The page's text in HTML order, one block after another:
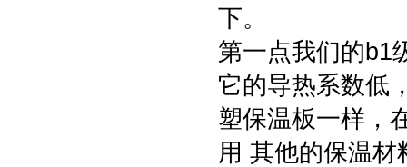
下。
第一点我们的b1
它的导热系数低
塑保温板一样，
用 其他的保温